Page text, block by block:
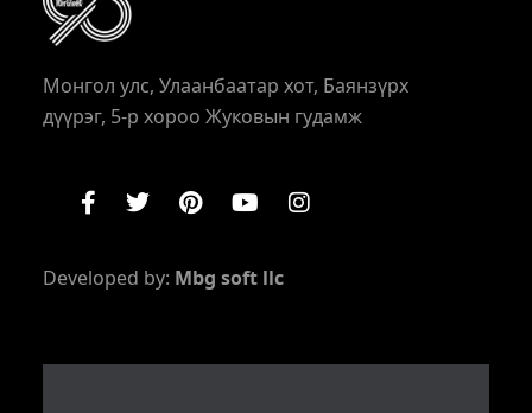
Монгол улс, Улаанбаатар хот, Баянзүрх
дүүрэг, 5-р хороо Жуковын гудамж
Developed by: Mbg soft llc